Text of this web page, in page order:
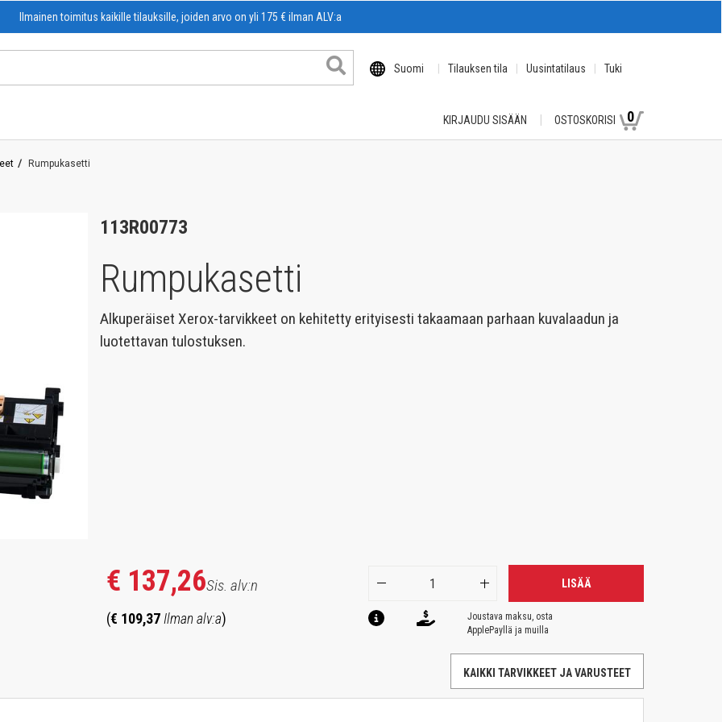
Ilmainen toimitus kaikille tilauksille, joiden arvo on yli 175 € ilman ALV:a
Suomi Tilauksen tila Uusintatilaus Tuki
KIRJAUDU SISÄÄN OSTOSKORISI 0
Rumpukasetti
113R00773
Rumpukasetti
Alkuperäiset Xerox-tarvikkeet on kehitetty erityisesti takaamaan parhaan kuvalaadun ja
luotettavan tulostuksen.
€ 137,26Sis. alv:n
(€ 109,37 Ilman alv:a)
LISÄÄ
Joustava maksu, osta
ApplePayllä ja muilla
KAIKKI TARVIKKEET JA VARUSTEET